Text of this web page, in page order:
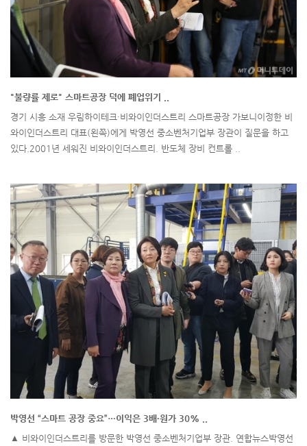
"불량률 제로" 스마트공장 덕에 폐업위기 ..
경기 시흥 소재 우림하이테크·비와이인더스트리 스마트공장 가보니이정한 비
와이인더스트리 대표(왼쪽)에게 박영선 중소벤처기업부 장관이 질문을 하고
있다.2001년 세워진 비와이인더스트리. 반도체 장비 컨트롤 ..
박영선 “스마트 공장 중요”…이익은 3배·원가 30% ..
▲ 비와이인더스트리를 방문한 박영선 중소벤처기업부 장관. 연합뉴스박영선